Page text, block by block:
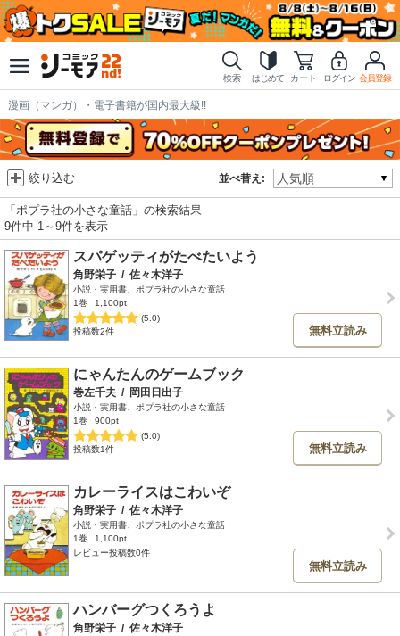
検索 はじめて カート ログイン 会員登録
漫画（マンガ）・電子書籍が国内最大級!!
並べ替え:
絞り込む
「ポプラ社の小さな童話」の検索結果
9件中 1～9件を表示
スパゲッティがたべたいよう
角野栄子 / 佐々木洋子
小説・実用書、ポプラ社の小さな童話
1巻
1,100pt
(5.0)
投稿数2件
無料立読み
にゃんたんのゲームブック
巻左千夫 / 岡田日出子
小説・実用書、ポプラ社の小さな童話
1巻
900pt
(5.0)
投稿数1件
無料立読み
カレーライスはこわいぞ
角野栄子 / 佐々木洋子
小説・実用書、ポプラ社の小さな童話
1巻
1,100pt
レビュー投稿数0件
無料立読み
ハンバーグつくろうよ
角野栄子 / 佐々木洋子